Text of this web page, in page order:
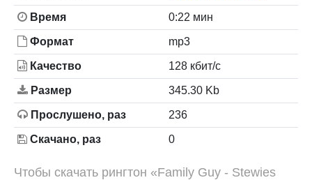
Время 0:22 мин
Формат mp3
Качество 128 кбит/с
Размер 345.30 Kb
Прослушено, раз 236
Скачано, раз 0
Чтобы скачать рингтон «Family Guy - Stewies